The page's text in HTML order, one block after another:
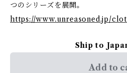
つのシリーズを展開。
https://www.unreasoned.jp/
Ship to
Add to